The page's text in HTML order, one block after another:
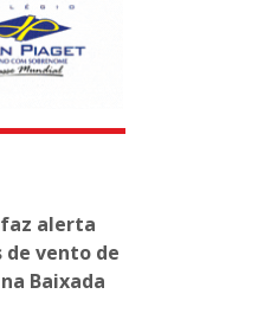
alerta
de vento de
Baixada